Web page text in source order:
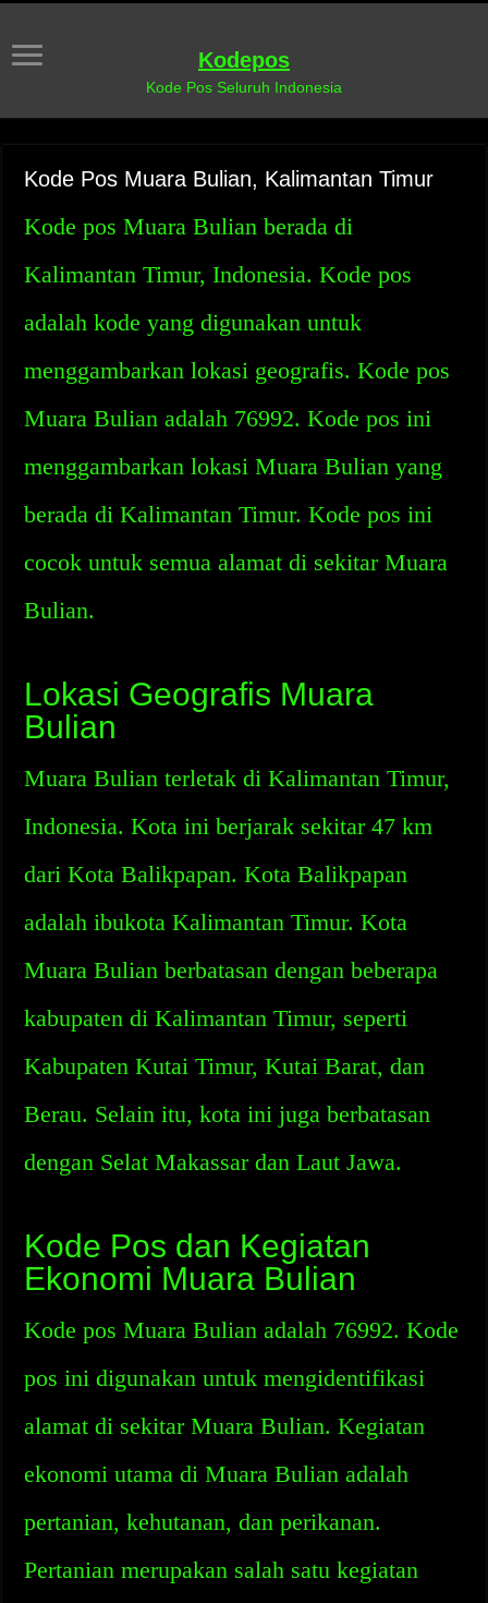
Kodepos
Kode Pos Seluruh Indonesia
Kode Pos Muara Bulian, Kalimantan Timur
Kode pos Muara Bulian berada di
Kalimantan Timur, Indonesia. Kode pos
adalah kode yang digunakan untuk
menggambarkan lokasi geografis. Kode pos
Muara Bulian adalah 76992. Kode pos ini
menggambarkan lokasi Muara Bulian yang
berada di Kalimantan Timur. Kode pos ini
cocok untuk semua alamat di sekitar Muara
Bulian.
Lokasi Geografis Muara
Bulian
Muara Bulian terletak di Kalimantan Timur,
Indonesia. Kota ini berjarak sekitar 47 km
dari Kota Balikpapan. Kota Balikpapan
adalah ibukota Kalimantan Timur. Kota
Muara Bulian berbatasan dengan beberapa
kabupaten di Kalimantan Timur, seperti
Kabupaten Kutai Timur, Kutai Barat, dan
Berau. Selain itu, kota ini juga berbatasan
dengan Selat Makassar dan Laut Jawa.
Kode Pos dan Kegiatan
Ekonomi Muara Bulian
Kode pos Muara Bulian adalah 76992. Kode
pos ini digunakan untuk mengidentifikasi
alamat di sekitar Muara Bulian. Kegiatan
ekonomi utama di Muara Bulian adalah
pertanian, kehutanan, dan perikanan.
Pertanian merupakan salah satu kegiatan